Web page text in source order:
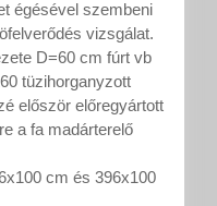
égésével szembeni
vizsgálat.
D=60 cm fúrt vb
tüzihorganyzott
először előregyártott
a fa madárterelő
cm és 396x100